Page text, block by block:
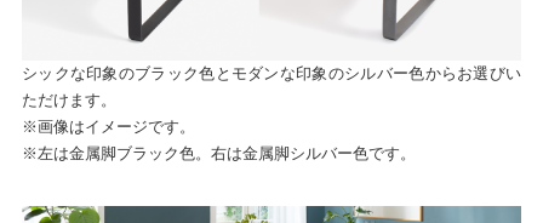
シックな印象のブラック色とモダンな印象のシルバー色からお選びい
ただけます。
※画像はイメージです。
※左は金属脚ブラック色。右は金属脚シルバー色です。